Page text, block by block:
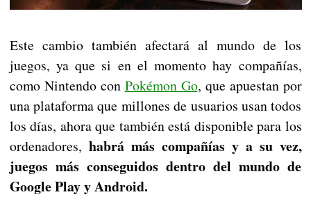
Este cambio también afectará al mundo de los
juegos, ya que si en el momento hay compañías,
como Nintendo con Pokémon Go, que apuestan por
una plataforma que millones de usuarios usan todos
los días, ahora que también está disponible para los
ordenadores, habrá más compañías y a su vez,
juegos más conseguidos dentro del mundo de
Google Play y Android.